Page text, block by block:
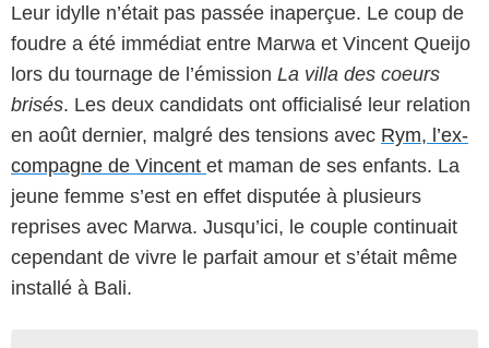
Leur idylle n’était pas passée inaperçue. Le coup de
foudre a été immédiat entre Marwa et Vincent Queijo
lors du tournage de l’émission La villa des coeurs
brisés. Les deux candidats ont officialisé leur relation
en août dernier, malgré des tensions avec Rym, l’ex-
compagne de Vincent et maman de ses enfants. La
jeune femme s’est en effet disputée à plusieurs
reprises avec Marwa. Jusqu’ici, le couple continuait
cependant de vivre le parfait amour et s’était même
installé à Bali.